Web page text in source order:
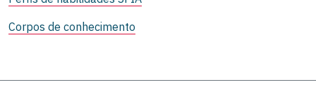
Corpos de conhecimento